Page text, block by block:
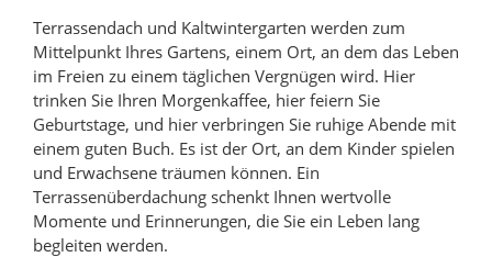
Terrassendach und Kaltwintergarten werden zum
Mittelpunkt Ihres Gartens, einem Ort, an dem das Leben
im Freien zu einem täglichen Vergnügen wird. Hier
trinken Sie Ihren Morgenkaffee, hier feiern Sie
Geburtstage, und hier verbringen Sie ruhige Abende mit
einem guten Buch. Es ist der Ort, an dem Kinder spielen
und Erwachsene träumen können. Ein
Terrassenüberdachung schenkt Ihnen wertvolle
Momente und Erinnerungen, die Sie ein Leben lang
begleiten werden.